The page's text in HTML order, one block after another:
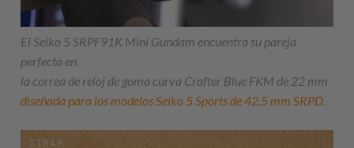
El Seiko 5 SRPF91K Mini Gundam encuentra su pareja
perfecta en
la correa de reloj de goma curva Crafter Blue FKM de 22 mm
diseñada para los modelos Seiko 5 Sports de 42.5 mm SRPD.